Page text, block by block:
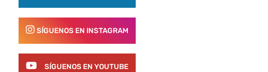
SÍGUENOS EN INSTAGRAM
SÍGUENOS EN YOUTUBE